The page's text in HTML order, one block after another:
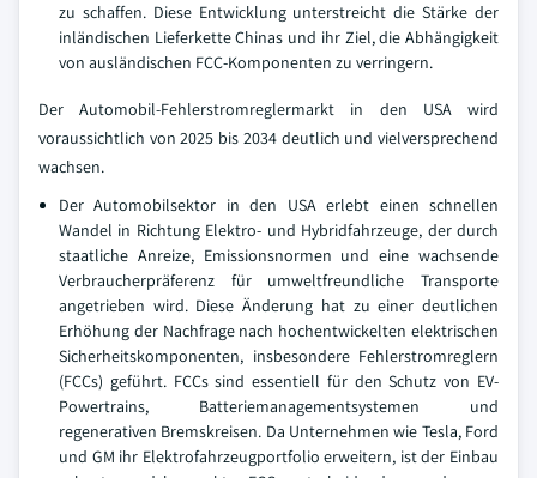
zu schaffen. Diese Entwicklung unterstreicht die Stärke der
inländischen Lieferkette Chinas und ihr Ziel, die Abhängigkeit
von ausländischen FCC-Komponenten zu verringern.
Der Automobil-Fehlerstromreglermarkt in den USA wird
voraussichtlich von 2025 bis 2034 deutlich und vielversprechend
wachsen.
Der Automobilsektor in den USA erlebt einen schnellen
Wandel in Richtung Elektro- und Hybridfahrzeuge, der durch
staatliche Anreize, Emissionsnormen und eine wachsende
Verbraucherpräferenz für umweltfreundliche Transporte
angetrieben wird. Diese Änderung hat zu einer deutlichen
Erhöhung der Nachfrage nach hochentwickelten elektrischen
Sicherheitskomponenten, insbesondere Fehlerstromreglern
(FCCs) geführt. FCCs sind essentiell für den Schutz von EV-
Powertrains, Batteriemanagementsystemen und
regenerativen Bremskreisen. Da Unternehmen wie Tesla, Ford
und GM ihr Elektrofahrzeugportfolio erweitern, ist der Einbau